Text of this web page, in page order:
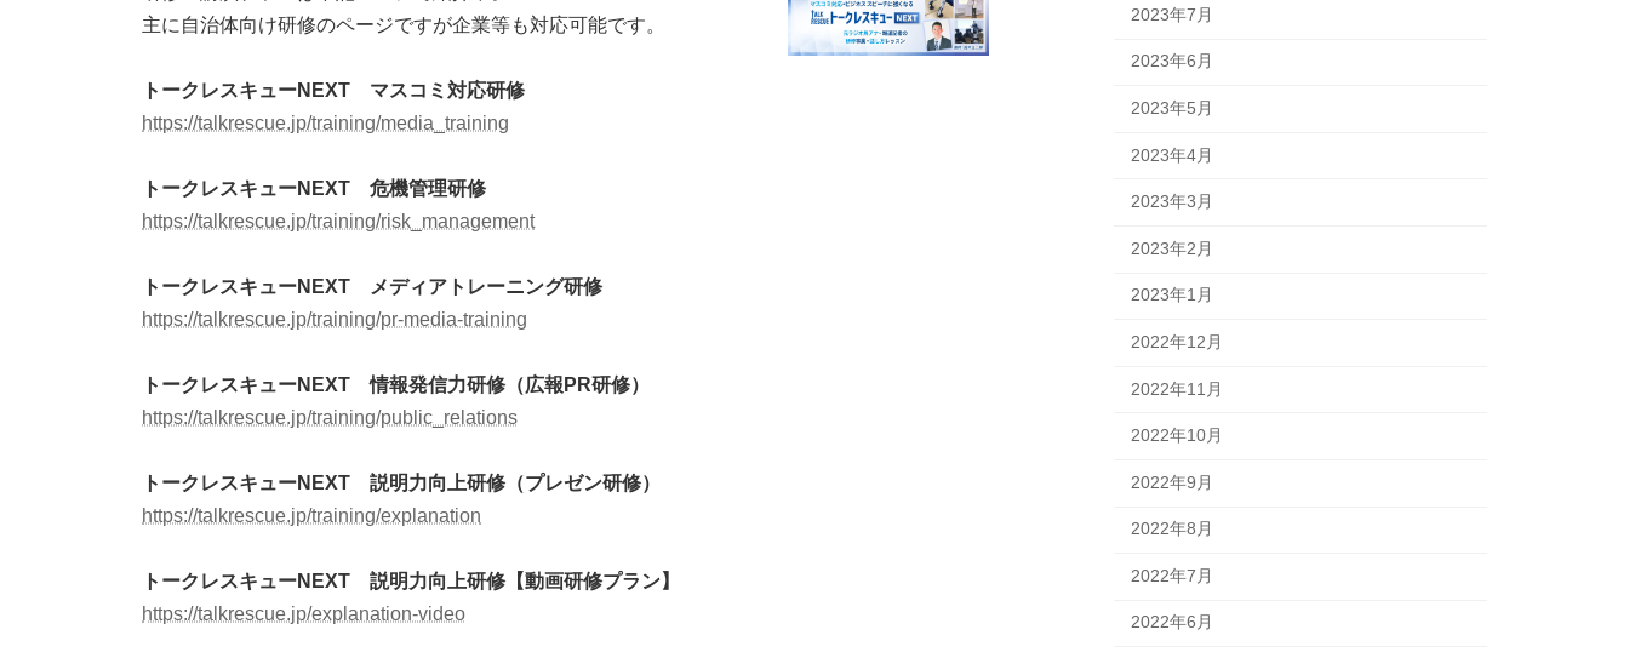
主に自治体向け研修のページですが企業等も対応可能です。
トークレスキューNEXT マスコミ対応研修
https://talkrescue.jp/training/media_training
トークレスキューNEXT 危機管理研修
https://talkrescue.jp/training/risk_management
トークレスキューNEXT メディアトレーニング研修
https://talkrescue.jp/training/pr-media-training
トークレスキューNEXT 情報発信力研修（広報PR研修）
https://talkrescue.jp/training/public_relations
トークレスキューNEXT 説明力向上研修（プレゼン研修）
https://talkrescue.jp/training/explanation
トークレスキューNEXT 説明力向上研修【動画研修プラン】
https://talkrescue.jp/explanation-video
2023年7月
2023年6月
2023年5月
2023年4月
2023年3月
2023年2月
2023年1月
2022年12月
2022年11月
2022年10月
2022年9月
2022年8月
2022年7月
2022年6月